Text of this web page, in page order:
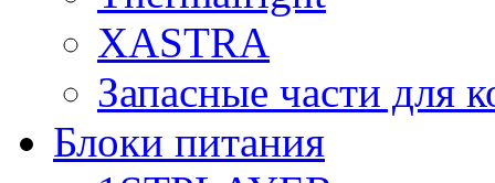
XASTRA
Запасные части для
Блоки питания